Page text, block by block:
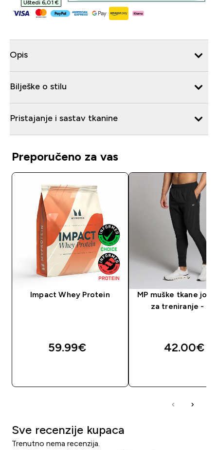
Uštedi 6,01 €‎
Opis
Bilješke o stilu
Pristajanje i sastav tkanine
Preporučeno za vas
Impact Whey Protein
59.99€‎
MP muške tkane
za treniranje -
42.00€‎
Sve recenzije kupaca
Trenutno nema recenzija.